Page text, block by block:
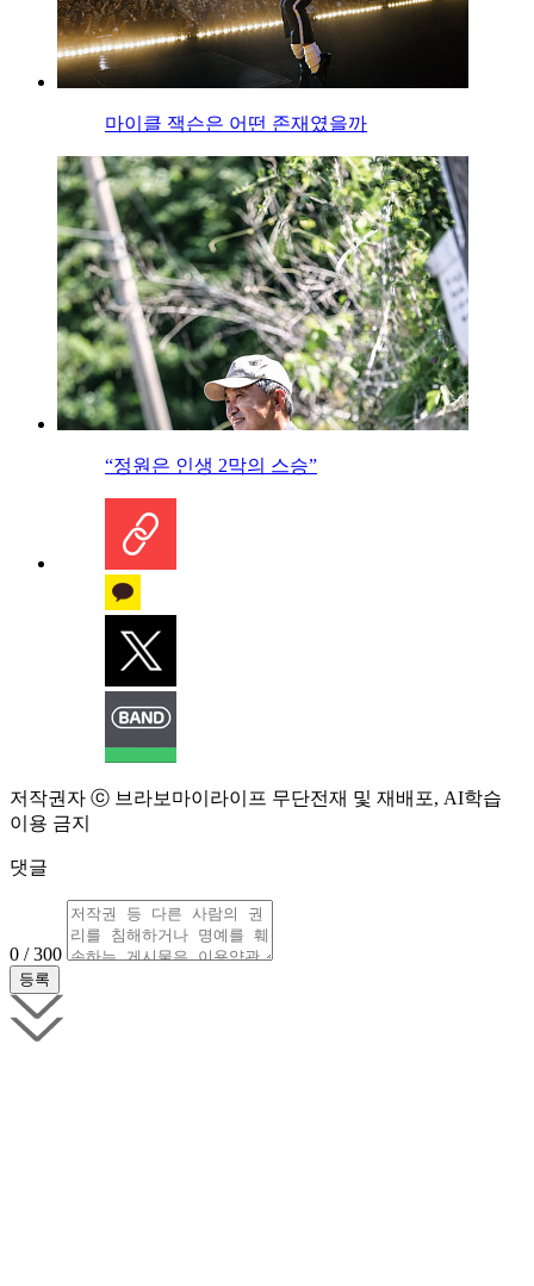
마이클 잭슨은 어떤 존재였을까
“정원은 인생 2막의 스승”
저작권자 ⓒ 브라보마이라이프 무단전재 및 재배포, AI학습
이용 금지
댓글
0 / 300